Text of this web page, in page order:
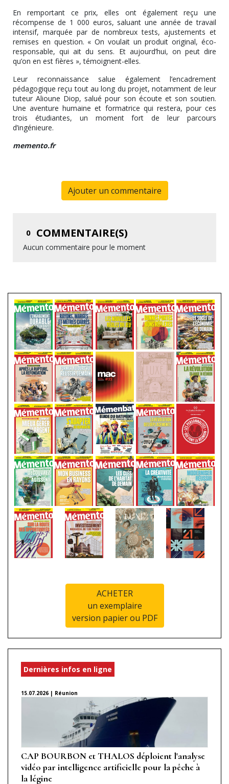
En remportant ce prix, elles ont également reçu une
récompense de 1 000 euros, saluant une année de travail
intensif, marquée par de nombreux tests, ajustements et
remises en question. « On voulait un produit original, éco-
responsable, qui ait du sens. Et aujourd’hui, on peut dire
qu’on en est fières », témoignent-elles.
Leur reconnaissance salue également l’encadrement
pédagogique reçu tout au long du projet, notamment de leur
tuteur Alioune Diop, salué pour son écoute et son soutien.
Une aventure humaine et formatrice qui restera, pour ces
trois étudiantes, un moment fort de leur parcours
d’ingénieure.
memento.fr
Ajouter un commentaire
0 COMMENTAIRE(S)
Aucun commentaire pour le moment
ACHETER
un exemplaire
version papier ou PDF
Dernières infos en ligne
15.07.2026 | Réunion
CAP BOURBON et THALOS déploient l'analyse
vidéo par intelligence artificielle pour la pêche à
la légine